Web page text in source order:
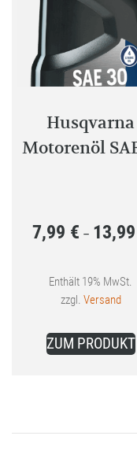
Husqvarna
Motorenöl
7,99 € – 13,99
Enthält 19% MwSt.
zzgl. Versand
ZUM PRODUKT